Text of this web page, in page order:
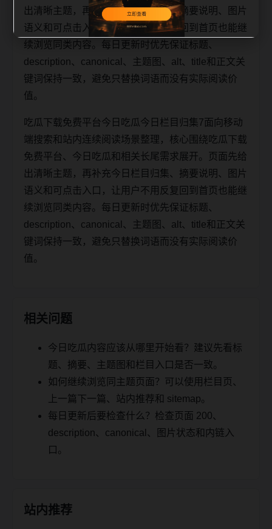
出清晰主题，再补充今日栏目归集、摘要说明、图片
语义和可点击入口，让用户不用反复回到首页也能继
续浏览同类内容。每日更新时优先保证标题、
description、canonical、主题图、alt、title和正文关
键词保持一致，避免只替换词语而没有实际阅读价
值。
吃瓜下载免费平台今日吃瓜今日栏目归集7面向移动
端搜索和站内连续阅读场景整理，核心围绕吃瓜下载
免费平台、今日吃瓜和相关长尾需求展开。页面先给
出清晰主题，再补充今日栏目归集、摘要说明、图片
语义和可点击入口，让用户不用反复回到首页也能继
续浏览同类内容。每日更新时优先保证标题、
description、canonical、主题图、alt、title和正文关
键词保持一致，避免只替换词语而没有实际阅读价
值。
相关问题
今日吃瓜内容应该从哪里开始看？建议先看标
题、摘要、主题图和栏目入口是否一致。
如何继续浏览同主题页面？可以使用栏目页、
上一篇下一篇、站内推荐和 sitemap。
每日更新后要检查什么？检查页面 200、
description、canonical、图片状态和内链入
口。
站内推荐